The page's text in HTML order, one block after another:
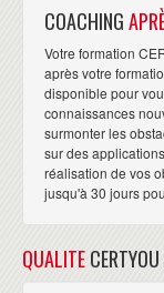
COACHING
Votre formation
après votre
disponible pour
connaissances
surmonter les
sur des
réalisation de vos
jusqu'à 30 jours
QUALITE